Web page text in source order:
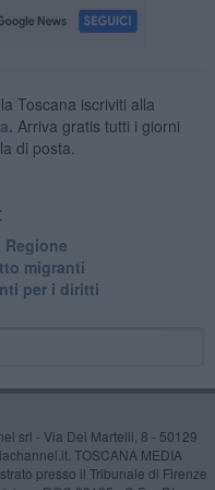
Toscana iscriviti alla
Arriva gratis tutti i giorni
di posta.
migranti
per i diritti
srl - Via Dei Martelli, 8 - 50129
TOSCANA MEDIA
presso il Tribunale di Firenze